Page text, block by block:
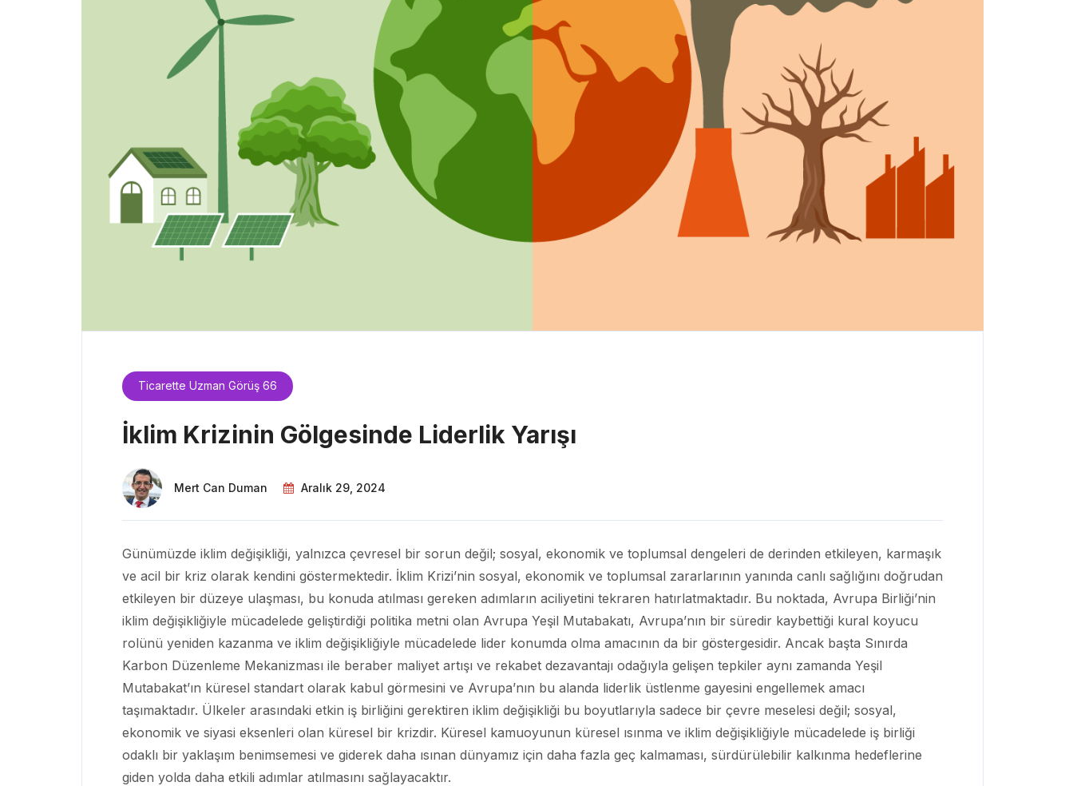
Ticarette Uzman Görüş 66
İklim Krizinin Gölgesinde Liderlik Yarışı
Mert Can Duman Aralık 29, 2024
Günümüzde iklim değişikliği, yalnızca çevresel bir sorun değil; sosyal, ekonomik ve toplumsal dengeleri de derinden etkileyen, karmaşık
ve acil bir kriz olarak kendini göstermektedir. İklim Krizi’nin sosyal, ekonomik ve toplumsal zararlarının yanında canlı sağlığını doğrudan
etkileyen bir düzeye ulaşması, bu konuda atılması gereken adımların aciliyetini tekraren hatırlatmaktadır. Bu noktada, Avrupa Birliği’nin
iklim değişikliğiyle mücadelede geliştirdiği politika metni olan Avrupa Yeşil Mutabakatı, Avrupa’nın bir süredir kaybettiği kural koyucu
rolünü yeniden kazanma ve iklim değişikliğiyle mücadelede lider konumda olma amacının da bir göstergesidir. Ancak başta Sınırda
Karbon Düzenleme Mekanizması ile beraber maliyet artışı ve rekabet dezavantajı odağıyla gelişen tepkiler aynı zamanda Yeşil
Mutabakat’ın küresel standart olarak kabul görmesini ve Avrupa’nın bu alanda liderlik üstlenme gayesini engellemek amacı
taşımaktadır. Ülkeler arasındaki etkin iş birliğini gerektiren iklim değişikliği bu boyutlarıyla sadece bir çevre meselesi değil; sosyal,
ekonomik ve siyasi eksenleri olan küresel bir krizdir. Küresel kamuoyunun küresel ısınma ve iklim değişikliğiyle mücadelede iş birliği
odaklı bir yaklaşım benimsemesi ve giderek daha ısınan dünyamız için daha fazla geç kalmaması, sürdürülebilir kalkınma hedeflerine
giden yolda daha etkili adımlar atılmasını sağlayacaktır.